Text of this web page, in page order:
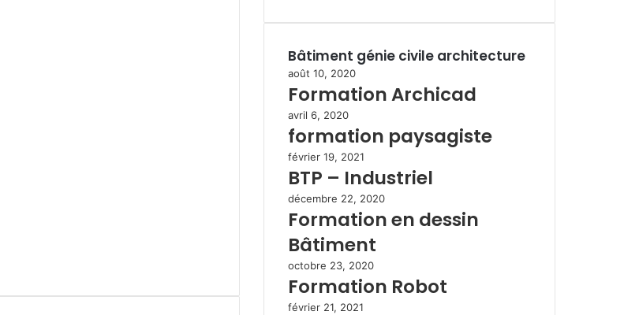
Bâtiment génie civile architecture
août 10, 2020
Formation Archicad
avril 6, 2020
formation paysagiste
février 19, 2021
BTP – Industriel
décembre 22, 2020
Formation en dessin
Bâtiment
octobre 23, 2020
Formation Robot
février 21, 2021